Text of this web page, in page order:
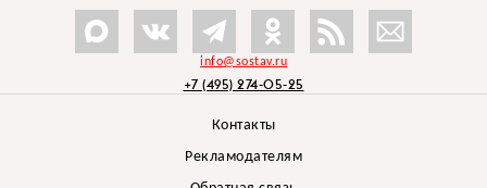
info@sostav.ru
+7 (495) 274-05-25
Контакты
Рекламодателям